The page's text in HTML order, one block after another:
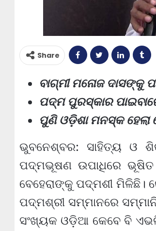
Share
ବାଗ୍ମୀ ମନୋଜ
ପଦ୍ମ ପୁରସ୍କାର
ପୁଣି ଓଡ଼ିଶା ମନସ୍କ ହେଲା
ଭୁବନେଶ୍ବର: ସାହିତ୍ୟ ଓ
ପଦ୍ମଭୂଷଣ ଉପାଧିରେ ଭୂଷିତ
ବେହେରାଙ୍କୁ ପଦ୍ମଶୀ
ପଦ୍ମଶ୍ରୀ ସମ୍ମାନରେ
ସଂଖ୍ୟକ ଓଡ଼ିଆ କେବେ ବି